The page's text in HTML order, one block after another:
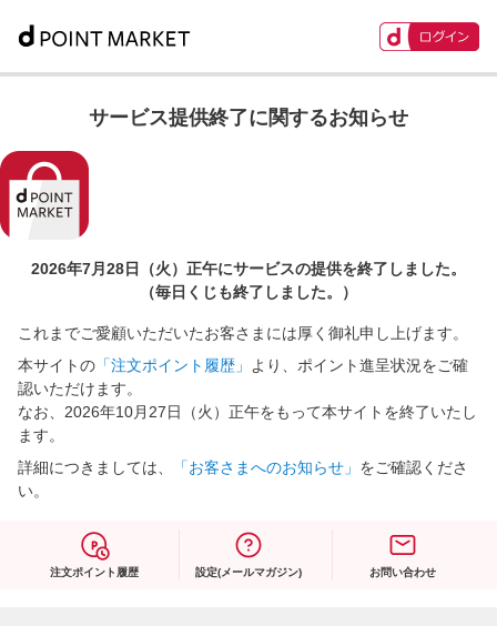
サービス提供終了に関するお知らせ
2026年7月28日（火）正午にサービスの提供を終了しました。
（毎日くじも終了しました。）
これまでご愛顧いただいたお客さまには厚く御礼申し上げます。
本サイトの 「注文ポイント履歴」
より、ポイント進呈状況をご確
認いただけます。
なお、2026年10月27日（火）正午をもって本サイトを終了いたし
ます。
詳細につきましては、
「お客さまへのお知らせ」 をご確認くださ
い。
注文ポイント履歴 設定(メールマガジン) お問い合わせ